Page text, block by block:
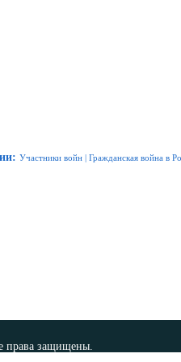
: Участники войн | Гражданская война в
права защищены.